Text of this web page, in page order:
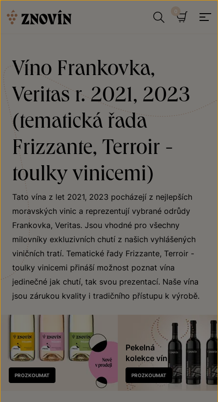
Víno Frankovka,
Veritas r. 2021, 2023
(tematická řada
Frizzante, Terroir -
toulky vinicemi)
Tato vína z let 2021, 2023 pocházejí z nejlepších
moravských vinic a reprezentují vybrané odrůdy
Frankovka, Veritas. Jsou vhodné pro všechny
milovníky exkluzivních chutí z našich vyhlášených
viničních tratí. Tematické řady Frizzante, Terroir -
toulky vinicemi přináší možnost poznat vína
jedinečné jak chutí, tak svou prezentací. Naše vína
jsou zárukou kvality i tradičního přístupu k výrobě.
Nově
v prodeji
PROZKOUMAT
Pekelná
kolekce vín
PROZKOUMAT